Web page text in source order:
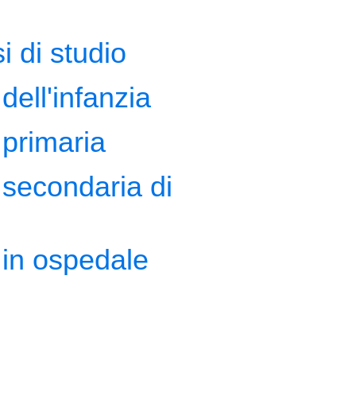
di studio
di
ospedale